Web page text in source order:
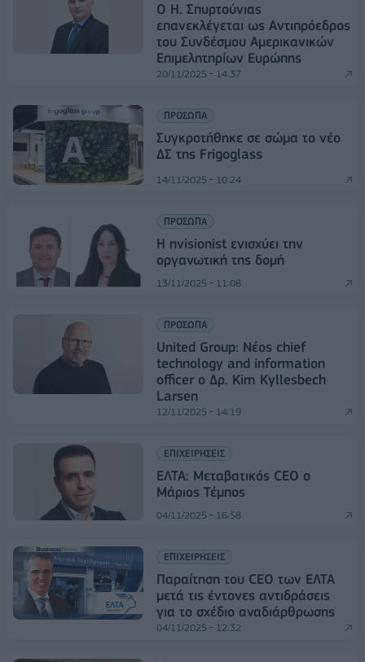
Ο Η. Σπυρτούνιας
επανεκλέγεται ως Αντιπρόεδρος
του Συνδέσμου Αμερικανικών
Επιμελητηρίων Ευρώπης
20/11/2025 - 14:37
ΠΡΟΣΩΠΑ
Συγκροτήθηκε σε σώμα το νέο
ΔΣ της Frigoglass
14/11/2025 - 10:24
ΠΡΟΣΩΠΑ
Η nvisionist ενισχύει την
οργανωτική της δομή
13/11/2025 - 11:08
ΠΡΟΣΩΠΑ
United Group: Νέος chief
technology and information
officer o Δρ. Kim Kyllesbech
Larsen
12/11/2025 - 14:19
ΕΠΙΧΕΙΡΗΣΕΙΣ
ΕΛΤΑ: Mεταβατικός CEO o
Μάριος Τέμπος
04/11/2025 - 16:58
ΕΠΙΧΕΙΡΗΣΕΙΣ
Παραίτηση του CEO των ΕΛΤΑ
μετά τις έντονες αντιδράσεις
για το σχέδιο αναδιάρθρωσης
04/11/2025 - 12:32